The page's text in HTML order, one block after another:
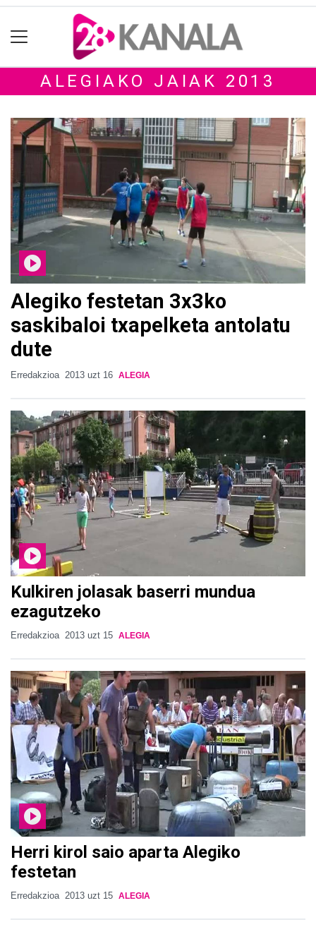
ALEGIAKO JAIAK 2013
Alegiko festetan 3x3ko
saskibaloi txapelketa antolatu
dute
Erredakzioa 2013 uzt 16 ALEGIA
Kulkiren jolasak baserri mundua
ezagutzeko
Erredakzioa 2013 uzt 15 ALEGIA
Herri kirol saio aparta Alegiko
festetan
Erredakzioa 2013 uzt 15 ALEGIA